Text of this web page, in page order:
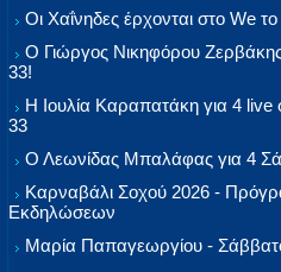
Οι Χαΐνηδες έρχονται στο We
Ο Γιώργος Νικηφόρου
33!
Η Ιουλία Καραπατάκη για 4 live
33
Ο Λεωνίδας Μπαλάφας για 4
Καρναβάλι Σοχού 2026 -
Εκδηλώσεων
Μαρία Παπαγεωργίου -